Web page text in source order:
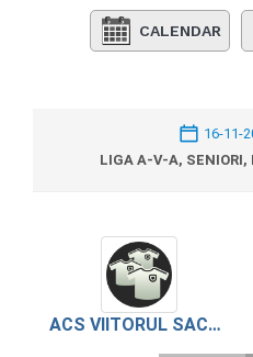
CALENDAR
16-11-
LIGA A-V-A, SENIORI,
ACS VIITORUL SACENI